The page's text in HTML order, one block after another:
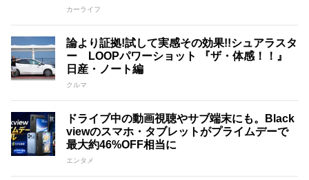
カーライフ
論より証拠!試して実感その効果!!シュアラスタ
ー LOOPパワーショット 『ザ・体感！！』
日産・ノート編
クルマ
ドライブ中の動画視聴やサブ端末にも。Black
viewのスマホ・タブレットがプライムデーで
最大約46%OFF相当に
エンタメ